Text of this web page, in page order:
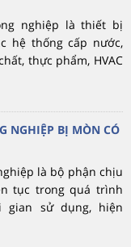
nghiệp là thiết bị
hệ thống cấp nước,
thực phẩm, HVAC
NGHIỆP BỊ MÒN CÓ
là bộ phận chịu
tục trong quá trình
gian sử dụng, hiện